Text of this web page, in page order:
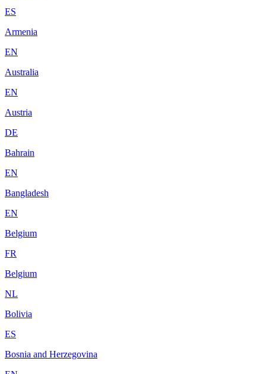
ES
Armenia
EN
Australia
EN
Austria
DE
Bahrain
EN
Bangladesh
EN
Belgium
FR
Belgium
NL
Bolivia
ES
Bosnia and Herzegovina